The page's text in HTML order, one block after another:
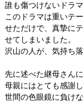
誰も傷つけないドラ
このドラマは重いテ
せただけで、真摯に
せてしまいました。
沢山の人が、気持ち
先に述べた継母さん
母親にはとても感謝
世間の色眼鏡に負け